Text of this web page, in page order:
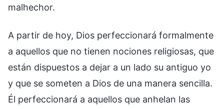
malhechor.
A partir de hoy, Dios perfeccionará formalmente
a aquellos que no tienen nociones religiosas, que
están dispuestos a dejar a un lado su antiguo yo
y que se someten a Dios de una manera sencilla.
Él perfeccionará a aquellos que anhelan las